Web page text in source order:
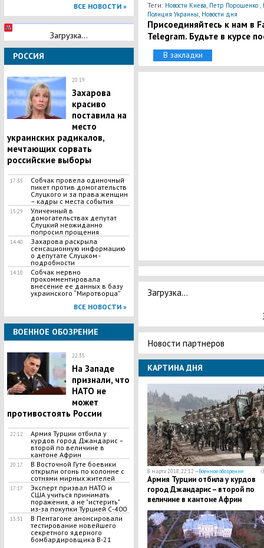
ВСЕ НОВОСТИ »
Загрузка...
РОССИЯ
20:19
Захарова
красиво
поставила на
место
украинских радикалов,
мечтающих сорвать
российские выборы
17:35
​Собчак провела одиночный
пикет против домогательств
Слуцкого и за права женщин
– кадры с места события
15:29
Уличенный в
домогательствах депутат
Слуцкий неожиданно
попросил прощения
14:40
​Захарова раскрыла
сенсационную информацию
о депутате Слуцком -
подробности
14:10
Собчак нервно
прокомментировала
внесение ее данных в базу
украинского “Миротворца”
ВСЕ НОВОСТИ »
ВОЕННОЕ ОБОЗРЕНИЕ
22:35
На Западе
признали, что
НАТО не
может
противостоять России
22:12
​Армия Турции отбила у
курдов город Джандарис –
второй по величине в
кантоне Африн
20:17
​B Bocточной Гуте боевики
открыли огонь по колонне с
сотнями миpных жителей
17:17
Эксперт призвал НАТО и
США учиться принимать
поражения, а не "истерить"
из-за покупки Турцией С-400
13:31
В Пентагоне анонсировали
тестирование новейшего
секретного ядерного
бомбардировщика B-21
Теги: Новости Киева, Петр Порошенко,
Полиция Украины, Новости дня
Присоединяйтесь к нам в
Telegram. Будьте в курсе
В закладки
Загрузка...
Новости партнеров
КАРТИНА ДНЯ
8 марта 2018, 22:12 —Военное обозрение
​Армия Турции отбила у курдов
город Джандарис – второй по
величине в кантоне Африн